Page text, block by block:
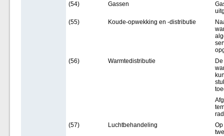
(54)
Gassen
(55)
Koude-opwekking en -distributie
(56)
Warmtedistributie
(57)
Luchtbehandeling